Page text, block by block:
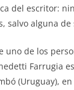
del escritor:
alguna de
de los
Farrugia
(Uruguay),